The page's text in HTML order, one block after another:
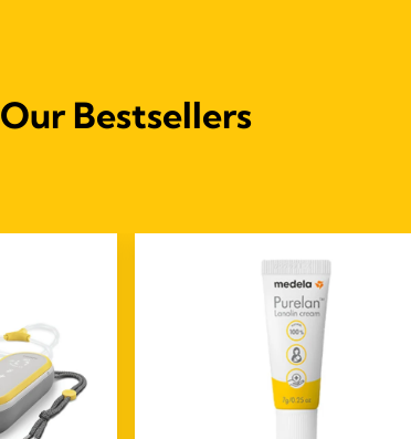
Our Bestsellers